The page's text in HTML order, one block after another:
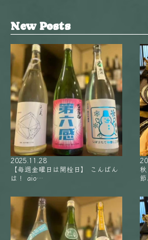
New Posts
2025.11.28
【毎週金曜日は開栓日】 こんばん
は！ aio…